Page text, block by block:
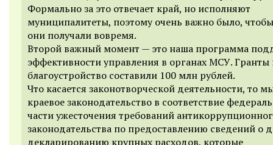
Формально за это отвечает край, но исполняют
муниципалитеты, поэтому очень важно было,
они получали вовремя.
Второй важный момент — это наша программа
эффективности управления в органах МСУ. Гранты
благоустройство составили 100 млн рублей.
Что касается законотворческой деятельности, то
краевое законодательство в соответствие
части ужесточения требований
законодательства по предоставлению сведений о
декларированию крупных расходов, которые